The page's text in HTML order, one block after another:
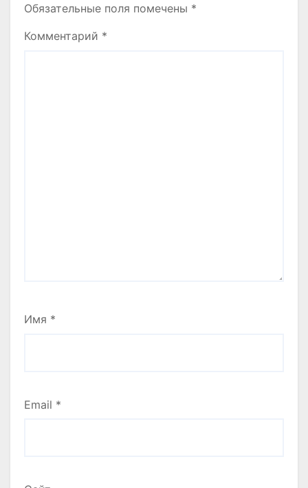
Обязательные поля помечены *
Комментарий *
Имя *
Email *